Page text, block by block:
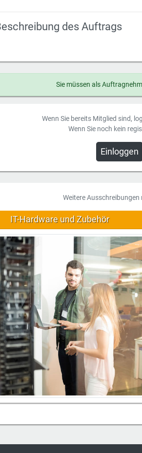
des Auftrags
Sie müssen als
Wenn Sie bereits Mitglied sind,
Wenn Sie noch kein
Einloggen
Weitere
IT-Hardware und Zubehör